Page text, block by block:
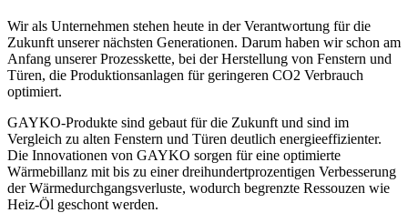
Wir als Unternehmen stehen heute in der Verantwortung für die
Zukunft unserer nächsten Generationen. Darum haben wir schon am
Anfang unserer Prozesskette, bei der Herstellung von Fenstern und
Türen, die Produktionsanlagen für geringeren CO2 Verbrauch
optimiert.
GAYKO-Produkte sind gebaut für die Zukunft und sind im
Vergleich zu alten Fenstern und Türen deutlich energieeffizienter.
Die Innovationen von GAYKO sorgen für eine optimierte
Wärmebillanz mit bis zu einer dreihundertprozentigen Verbesserung
der Wärmedurchgangsverluste, wodurch begrenzte Ressouzen wie
Heiz-Öl geschont werden.